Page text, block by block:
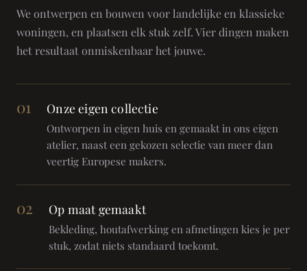
We ontwerpen en bouwen voor landelijke en klassieke
woningen, en plaatsen elk stuk zelf. Vier dingen maken
het resultaat onmiskenbaar het jouwe.
01 Onze eigen collectie
Ontworpen in eigen huis en gemaakt in ons eigen
atelier, naast een gekozen selectie van meer dan
veertig Europese makers.
02 Op maat gemaakt
Bekleding, houtafwerking en afmetingen kies je per
stuk, zodat niets standaard toekomt.